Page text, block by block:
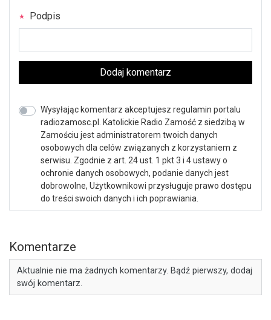
Podpis
Dodaj komentarz
Wysyłając komentarz akceptujesz regulamin portalu
radiozamosc.pl. Katolickie Radio Zamość z siedzibą w
Zamościu jest administratorem twoich danych
osobowych dla celów związanych z korzystaniem z
serwisu. Zgodnie z art. 24 ust. 1 pkt 3 i 4 ustawy o
ochronie danych osobowych, podanie danych jest
dobrowolne, Użytkownikowi przysługuje prawo dostępu
do treści swoich danych i ich poprawiania.
Komentarze
Aktualnie nie ma żadnych komentarzy. Bądź pierwszy, dodaj
swój komentarz.